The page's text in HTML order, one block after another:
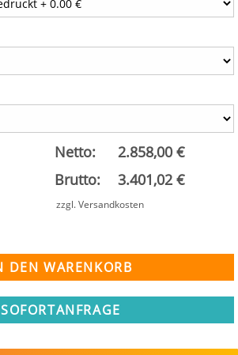
Netto:
2.858,00 €
Brutto:
3.401,02 €
zzgl. Versandkosten
SOFORTANFRAGE